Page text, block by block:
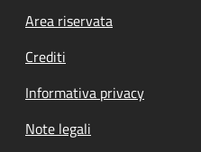
Footer menu
Area riservata
Crediti
Informativa privacy
Note legali